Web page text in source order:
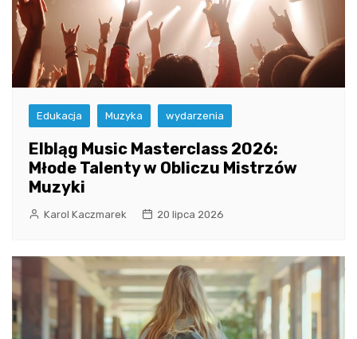
Edukacja Muzyka wydarzenia
Elbląg Music Masterclass 2026:
Młode Talenty w Obliczu Mistrzów
Muzyki
Karol Kaczmarek 20 lipca 2026